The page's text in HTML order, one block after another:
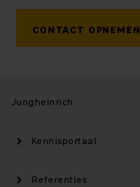
CONTACT OPNEMEN
Jungheinrich
Kennisportaal
Referenties